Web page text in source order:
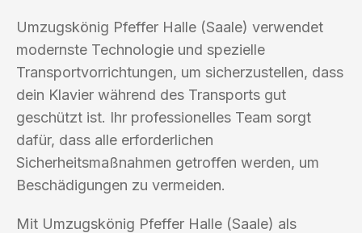
Umzugskönig Pfeffer Halle (Saale) verwendet
modernste Technologie und spezielle
Transportvorrichtungen, um sicherzustellen, dass
dein Klavier während des Transports gut
geschützt ist. Ihr professionelles Team sorgt
dafür, dass alle erforderlichen
Sicherheitsmaßnahmen getroffen werden, um
Beschädigungen zu vermeiden.
Mit Umzugskönig Pfeffer Halle (Saale) als